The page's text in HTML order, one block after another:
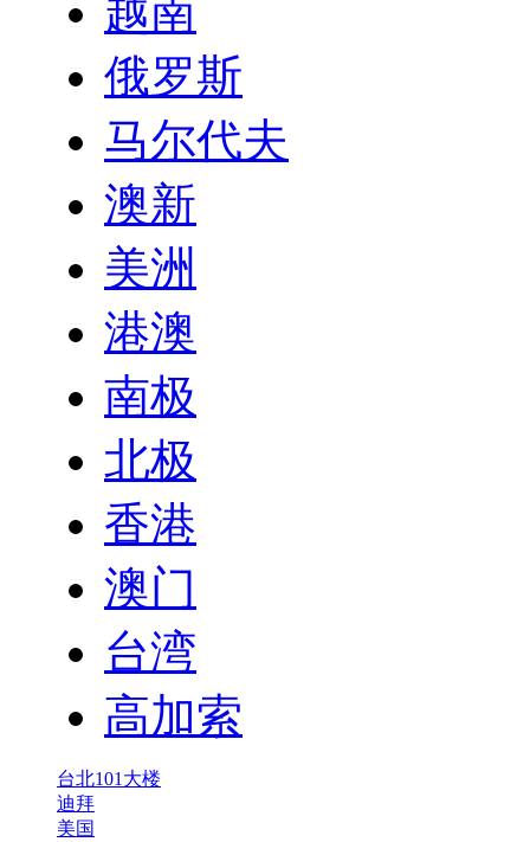
越南
俄罗斯
马尔代夫
澳新
美洲
港澳
南极
北极
香港
澳门
台湾
高加索
台北101大楼
迪拜
美国